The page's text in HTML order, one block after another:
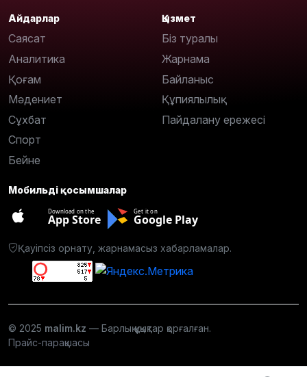
Айдарлар
Саясат
Аналитика
Қоғам
Мәдениет
Сұхбат
Спорт
Бейне
Қызмет
Біз туралы
Жарнама
Байланыс
Құпиялылық
Пайдалану ережесі
Мобильді қосымшалар
Download on the
App Store
Get it on
Google Play
Қауіпсіз орнату, жарнамасыз хабарламалар.
© 2025 malim.kz — Барлық құқықтар қорғалған.
Прайс-парақшасы